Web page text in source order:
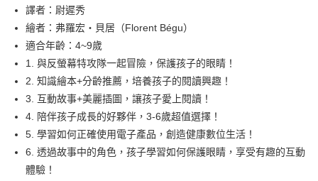
相關說明
【大哥付你分期使用說明】
1.本服務由台灣大哥大提供，台灣大哥大用戶可立即使用無須另外申請。
2.付款方式選擇「大哥付你分期」，訂單成立後會自動跳轉到大哥付的交易
流程，驗證手機門號後，選擇欲分期的期數、繳款截止日，確認付款後即完
3.實際核准額度、可分期數及費用金額請依後續交易確認頁面所載為準。
4.訂單成立30分鐘內，如未前往確認交易或遇審核未通過，訂單將自動取
消。如遇「轉專審核」未通過狀況，表示未達大哥付你分期系統評分，恕無
法說明評估內容。
【繳款方式說明】
1.分期款項不併入電信帳單，「大哥付你分期」於每月結算日後寄送繳費提
醒簡訊。
2.透過簡訊連結打開帳單後，可選擇「超商條碼／台灣大直營門市／銀行轉
AFTEE先享後付
相關說明
【關於「AFTEE先享後付」】
AFTEE先享後付是「在收到商品之後才付款」的支付方式。 讓您購物簡單
便利好安心！
１．簡單：不需註冊會員、不需綁卡、不需儲值。
２．便利：只要手機號碼，簡訊認證，即可結帳。
３．安心：先確認商品／服務後，再付款。
【「AFTEE先享後付」結帳流程】
１．於結帳方式選擇「AFTEE先享後付」後，將跳轉至「AFTEE先享後付」
ATM付款
運送方式
付款後全家取貨｜8/8-8/14運費優惠，結帳滿499即享免運。
每筆NT$70，滿NT$499(含以上)免運費
譯者：尉遲秀
繪者：弗羅宏・貝居（Florent Bégu）
適合年齡：4~9歲
1. 與反螢幕特攻隊一起冒險，保護孩子的眼睛！
2. 知識繪本+分齡推薦，培養孩子的閱讀興趣！
3. 互動故事+美麗插圖，讓孩子愛上閱讀！
4. 陪伴孩子成長的好夥伴，3-6歲超值選擇！
5. 學習如何正確使用電子產品，創造健康數位生活！
6. 透過故事中的角色，孩子學習如何保護眼睛，享受有趣的互動
體驗！